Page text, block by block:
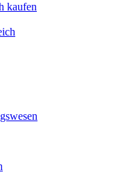
kaufen